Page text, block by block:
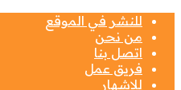
للنشر في الموقع
من نحن
اتصل بنا
فريق عمل
للإشهار